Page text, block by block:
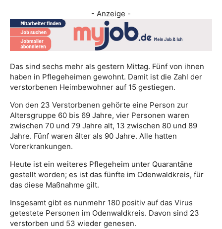
- Anzeige -
Das sind sechs mehr als gestern Mittag. Fünf von ihnen
haben in Pflegeheimen gewohnt. Damit ist die Zahl der
verstorbenen Heimbewohner auf 15 gestiegen.
Von den 23 Verstorbenen gehörte eine Person zur
Altersgruppe 60 bis 69 Jahre, vier Personen waren
zwischen 70 und 79 Jahre alt, 13 zwischen 80 und 89
Jahre. Fünf waren älter als 90 Jahre. Alle hatten
Vorerkrankungen.
Heute ist ein weiteres Pflegeheim unter Quarantäne
gestellt worden; es ist das fünfte im Odenwaldkreis, für
das diese Maßnahme gilt.
Insgesamt gibt es nunmehr 180 positiv auf das Virus
getestete Personen im Odenwaldkreis. Davon sind 23
verstorben und 53 wieder genesen.